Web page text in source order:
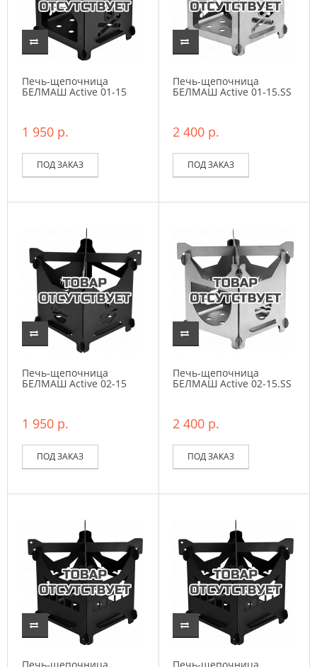
Печь-щепочница
БЕЛМАШ Active 01-15
1 950 р.
ПОД ЗАКАЗ
Печь-щепочница
БЕЛМАШ Active 01-15.SS
2 400 р.
ПОД ЗАКАЗ
Печь-щепочница
БЕЛМАШ Active 02-15
1 950 р.
ПОД ЗАКАЗ
Печь-щепочница
БЕЛМАШ Active 02-15.SS
2 400 р.
ПОД ЗАКАЗ